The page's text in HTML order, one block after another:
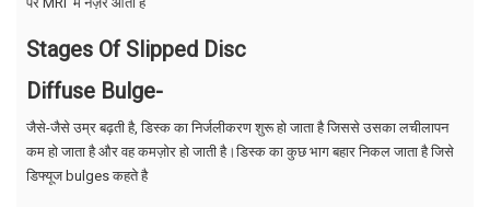
Stages Of Slipped Disc
Diffuse Bulge-
जैसे-जैसे उम्र बढ़ती है, डिस्क का निर्जलीकरण शुरू हो जाता है जिससे उसका लचीलापन
कम हो जाता है और वह कमज़ोर हो जाती है।डिस्क का कुछ भाग बहार निकल जाता है जिसे
डिफ्यूज bulges कहते है